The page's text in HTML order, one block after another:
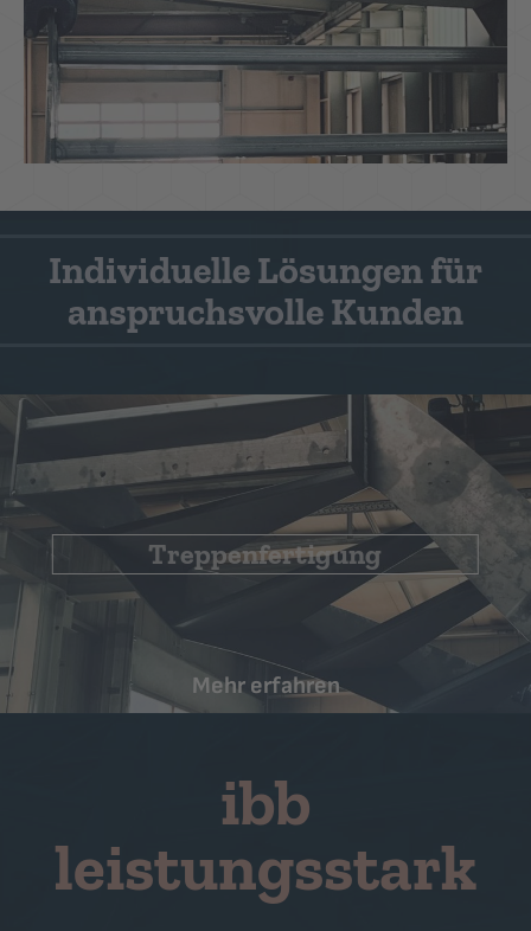
Individuelle Lösungen für
anspruchsvolle Kunden
Geländerfertigung
Mehr erfahren
ibb
leistungsstark